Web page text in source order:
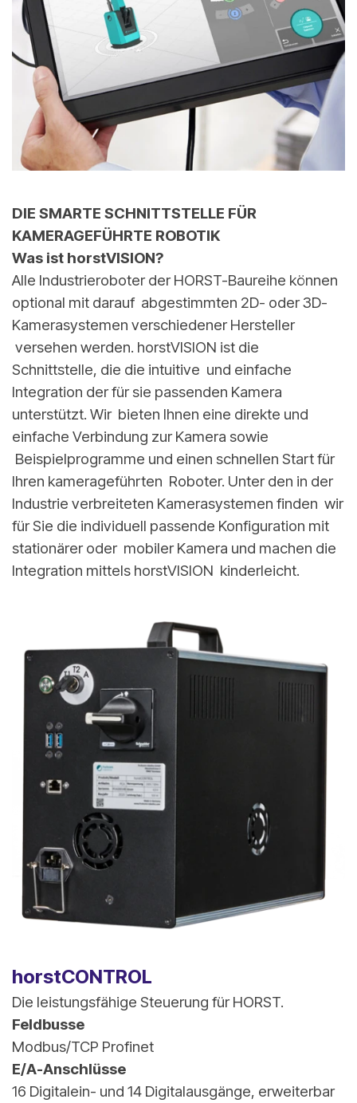
DIE SMARTE SCHNITTSTELLE FÜR
KAMERAGEFÜHRTE ROBOTIK
Was ist horstVISION?
Alle Industrieroboter der HORST-Baureihe können
optional mit darauf abgestimmten 2D- oder 3D-
Kamerasystemen verschiedener Hersteller
versehen werden. horstVISION ist die
Schnittstelle, die die intuitive und einfache
Integration der für sie passenden Kamera
unterstützt. Wir bieten Ihnen eine direkte und
einfache Verbindung zur Kamera sowie
Beispielprogramme und einen schnellen Start für
Ihren kamerageführten Roboter. Unter den in der
Industrie verbreiteten Kamerasystemen finden wir
für Sie die individuell passende Konfiguration mit
stationärer oder mobiler Kamera und machen die
Integration mittels horstVISION kinderleicht.
horstCONTROL
Die leistungsfähige Steuerung für HORST.
Feldbusse
Modbus/TCP Profinet
E/A-Anschlüsse
16 Digitalein- und 14 Digitalausgänge, erweiterbar